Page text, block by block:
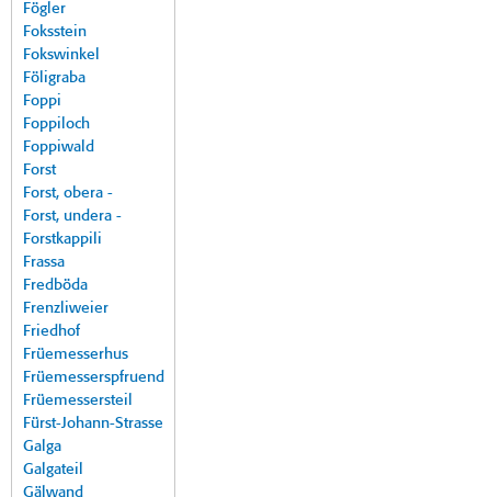
Fögler
Foksstein
Fokswinkel
Föligraba
Foppi
Foppiloch
Foppiwald
Forst
Forst, obera -
Forst, undera -
Forstkappili
Frassa
Fredböda
Frenzliweier
Friedhof
Früemesserhus
Früemesserspfruend
Früemessersteil
Fürst-Johann-Strasse
Galga
Galgateil
Gälwand